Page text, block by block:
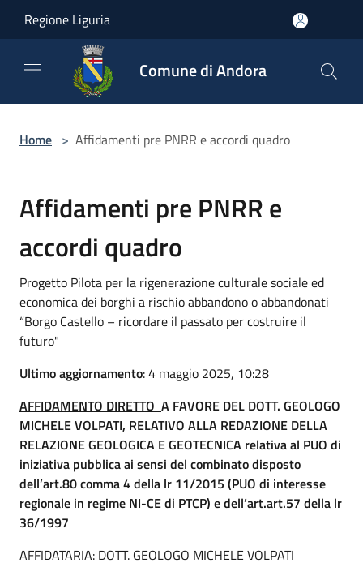
Regione Liguria
Comune di Andora
Home > Affidamenti pre PNRR e accordi quadro
Affidamenti pre PNRR e
accordi quadro
Progetto Pilota per la rigenerazione culturale sociale ed
economica dei borghi a rischio abbandono o abbandonati
“Borgo Castello – ricordare il passato per costruire il
futuro"
Ultimo aggiornamento: 4 maggio 2025, 10:28
AFFIDAMENTO DIRETTO A FAVORE DEL DOTT. GEOLOGO
MICHELE VOLPATI, RELATIVO ALLA REDAZIONE DELLA
RELAZIONE GEOLOGICA E GEOTECNICA relativa al PUO di
iniziativa pubblica ai sensi del combinato disposto
dell’art.80 comma 4 della lr 11/2015 (PUO di interesse
regionale in regime NI-CE di PTCP) e dell’art.art.57 della lr
36/1997
AFFIDATARIA: DOTT. GEOLOGO MICHELE VOLPATI